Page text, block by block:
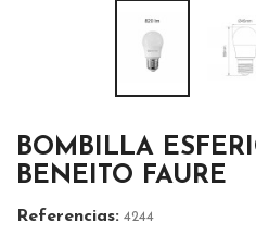
BOMBILLA
BENEITO FAURE
Referencias: 4244